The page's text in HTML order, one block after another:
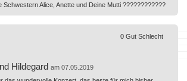
Schwestern Alice, Anette und Deine Mutti ????????????
Hildegard am 07.05.2019
0 Gut Schlecht